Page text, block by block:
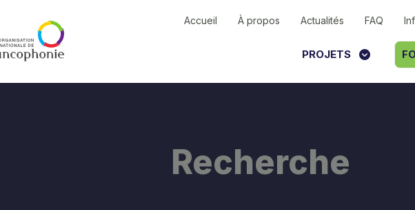
Accueil À propos Actualités FAQ
PROJETS
Recherche